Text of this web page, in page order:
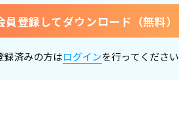
員登録してダウンロード（無料）
録済みの方はログインを行ってください